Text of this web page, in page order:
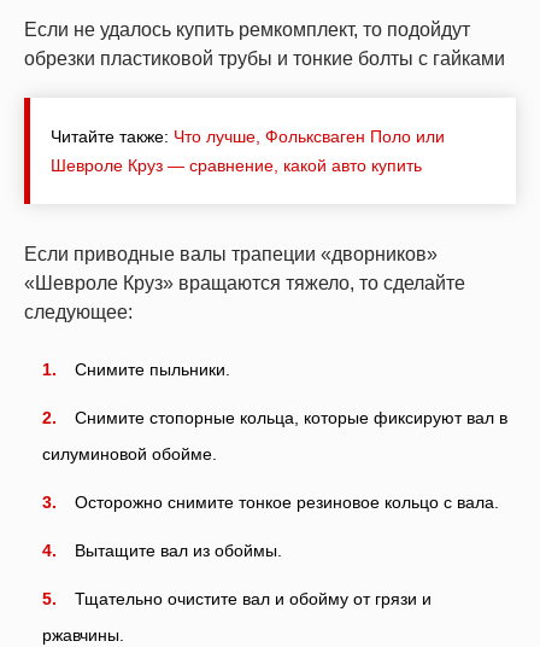
Если не удалось купить ремкомплект, то подойдут
обрезки пластиковой трубы и тонкие болты с гайками
Читайте также: Что лучше, Фольксваген Поло или
Шевроле Круз — сравнение, какой авто купить
Если приводные валы трапеции «дворников»
«Шевроле Круз» вращаются тяжело, то сделайте
следующее:
Снимите пыльники.
Снимите стопорные кольца, которые фиксируют вал в
силуминовой обойме.
Осторожно снимите тонкое резиновое кольцо с вала.
Вытащите вал из обоймы.
Тщательно очистите вал и обойму от грязи и
ржавчины.